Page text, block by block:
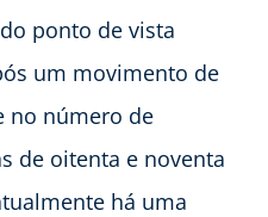
ponto de vista
um movimento de
no número de
de oitenta e noventa
há uma